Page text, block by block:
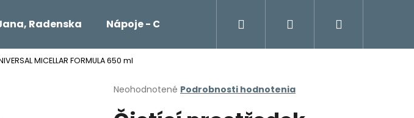
Radenska Nápoje - Cockta, čaje, káva Franck Potraviny
Hľadať Prihlásenie
MICELLAR FORMULA 650 ml
Priemerné
produktu
Neohodnotené Podrobnosti hodnotenia